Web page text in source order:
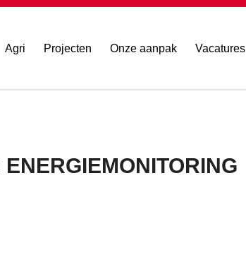
Agri Projecten Onze aanpak Vacatures
ENERGIEMONITORING